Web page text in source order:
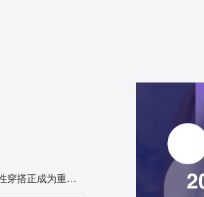
以设计师品牌为代表的特⾊品牌表现出强劲增⻓态势，多元化、差异化、时尚精致的男性穿搭正成为重点趋势